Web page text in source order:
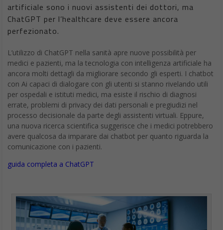
artificiale sono i nuovi assistenti dei dottori, ma
ChatGPT per l’healthcare deve essere ancora
perfezionato.
L’utilizzo di ChatGPT nella sanità apre nuove possibilità per
medici e pazienti, ma la tecnologia con intelligenza artificiale ha
ancora molti dettagli da migliorare secondo gli esperti. I chatbot
con Ai capaci di dialogare con gli utenti si stanno rivelando utili
per ospedali e istituti medici, ma esiste il rischio di diagnosi
errate, problemi di privacy dei dati personali e pregiudizi nel
processo decisionale da parte degli assistenti virtuali. Eppure,
una nuova ricerca scientifica suggerisce che i medici potrebbero
avere qualcosa da imparare dai chatbot per quanto riguarda la
comunicazione con i pazienti.
guida completa a ChatGPT